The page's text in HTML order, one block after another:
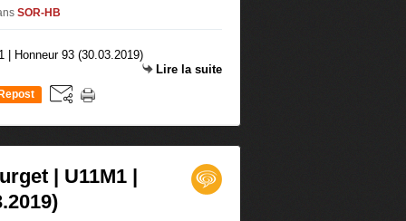
SOR-HB
Lire la suite
Repost
| U11M1 |